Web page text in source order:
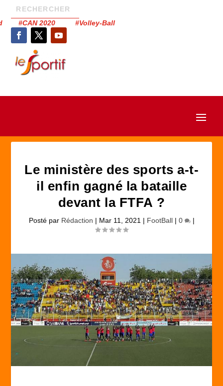
#CAN 2020 #Volley-Ball
Le ministère des sports a-t-
il enfin gagné la bataille
devant la FTFA ?
Posté par Rédaction | Mar 11, 2021 | FootBall| 0 |